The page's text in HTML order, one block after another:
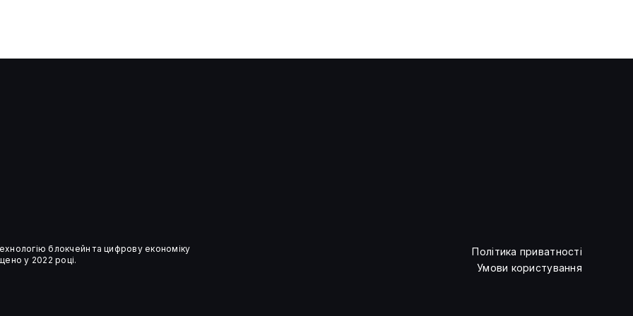
блокчейн та цифрову економіку
у 2022 році.
Політика приватності
Умови користування